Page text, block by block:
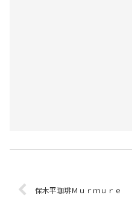
保木平珈琲Ｍｕｒｍｕｒｅ